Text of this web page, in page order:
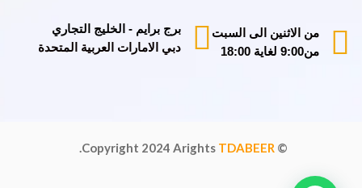
من الاثنين الى السبت
من9:00 لغاية 18:00
برج برايم - الخليج التجاري
دبي الامارات العربية المتحدة
© Copyright
2024 Arights TDABEER
.